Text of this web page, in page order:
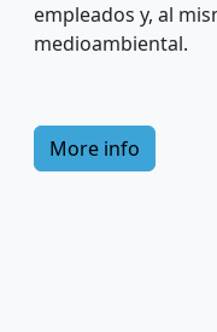
empleados y, al
medioambiental.
More info